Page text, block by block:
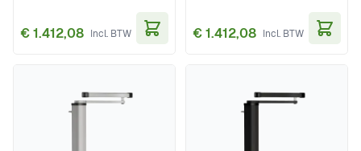
€ 1.412,08 € 1.412,08